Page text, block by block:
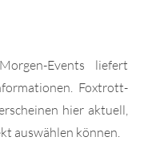
Events liefert
Foxtrott-
hier aktuell,
auswählen können.